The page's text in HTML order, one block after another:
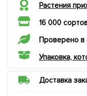
Растения
16 000
Проверено в
Упаковка,
Доставка